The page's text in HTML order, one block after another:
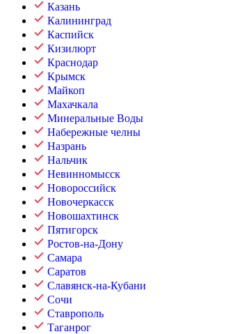
Казань
Калининград
Каспийск
Кизилюрт
Краснодар
Крымск
Майкоп
Махачкала
Минеральные Воды
Набережные челны
Назрань
Нальчик
Невинномысск
Новороссийск
Новочеркасск
Новошахтинск
Пятигорск
Ростов-на-Дону
Самара
Саратов
Славянск-на-Кубани
Сочи
Ставрополь
Таганрог